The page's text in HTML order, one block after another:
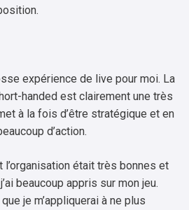
expérience de live pour moi. La
handed est clairement une très
à la fois d’être stratégique et en
d’action.
l’organisation était très bonnes et
beaucoup appris sur mon jeu.
je m’appliquerai à ne plus